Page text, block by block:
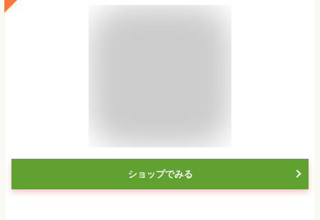
ショップでみる